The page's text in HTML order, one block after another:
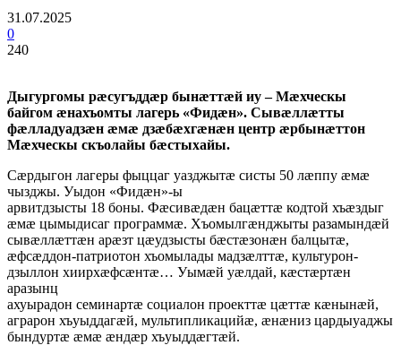
31.07.2025
0
240
Дыгургомы рæсугъддæр бынæттæй иу – Мæхческы
байгом æнахъомты лагерь «Фидæн». Сывæллæтты
фæлладуадзæн æмæ дзæбæхгæнæн центр æрбынæттон
Мæхческы скъолайы бæстыхайы.
Сæрдыгон лагеры фыццаг уазджытæ систы 50 лæппу æмæ
чызджы. Уыдон «Фидæн»-ы
арвитдзысты 18 боны. Фæсивæдæн бацæттæ кодтой хъæздыг
æмæ цымыдисаг программæ. Хъомылгæнджыты разамындæй
сывæллæттæн арæзт цæудзысты бæстæзонæн балцытæ,
æфсæддон-патриотон хъомылады мадзæлттæ, культурон-
дзыллон хиирхæфсæнтæ… Уымæй уæлдай, кæстæртæн
аразынц
ахуырадон семинартæ социалон проекттæ цæттæ кæнынæй,
аграрон хъуыддагæй, мультипликацийæ, æнæниз цардыуаджы
бындуртæ æмæ æндæр хъуыддæгтæй.